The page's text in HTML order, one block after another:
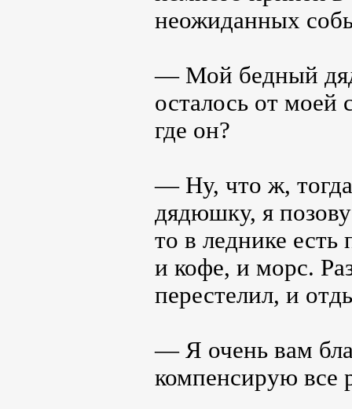
неожиданных
— Мой бедный
осталось от моей
где он?
— Ну, что ж,
дядюшку, я
то в леднике
и кофе, и морс.
перестелил, и
— Я очень вам
компенсирую все